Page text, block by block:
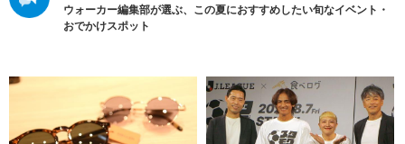
ウォーカー編集部が選ぶ、この夏におすすめしたい旬なイベント・
おでかけスポット